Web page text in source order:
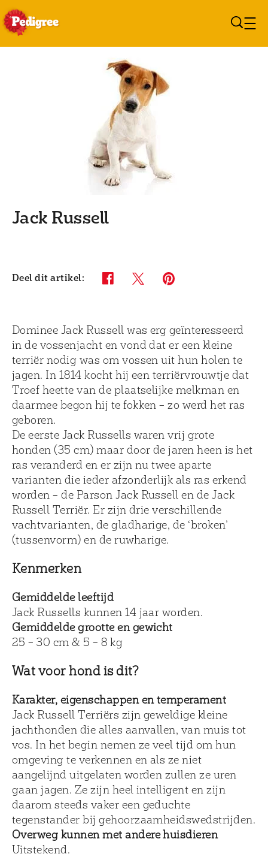
Jack Russell
Deel dit artikel: Facebook (opens in new window)
Twitter (opens in new window)
Pinterest (opens in new
Dominee Jack Russell was erg geïnteresseerd
in de vossenjacht en vond dat er een kleine
terriër nodig was om vossen uit hun holen te
jagen. In 1814 kocht hij een terriërvrouwtje dat
Troef heette van de plaatselijke melkman en
daarmee begon hij te fokken – zo werd het ras
geboren.
De eerste Jack Russells waren vrij grote
honden (35 cm) maar door de jaren heen is het
ras veranderd en er zijn nu twee aparte
varianten die ieder afzonderlijk als ras erkend
worden – de Parson Jack Russell en de Jack
Russell Terriër. Er zijn drie verschillende
vachtvarianten, de gladharige, de ‘broken’
(tussenvorm) en de ruwharige.
Kenmerken
Gemiddelde leeftijd
Jack Russells kunnen 14 jaar worden.
Gemiddelde grootte en gewicht
25 – 30 cm & 5 – 8 kg
Wat voor hond is dit?
Karakter, eigenschappen en temperament
Jack Russell Terriërs zijn geweldige kleine
jachthonden die alles aanvallen, van muis tot
vos. In het begin nemen ze veel tijd om hun
omgeving te verkennen en als ze niet
aangelijnd uitgelaten worden zullen ze uren
gaan jagen. Ze zijn heel intelligent en zijn
daarom steeds vaker een geduchte
tegenstander bij gehoorzaamheidswedstrijden.
Overweg kunnen met andere huisdieren
Uitstekend.